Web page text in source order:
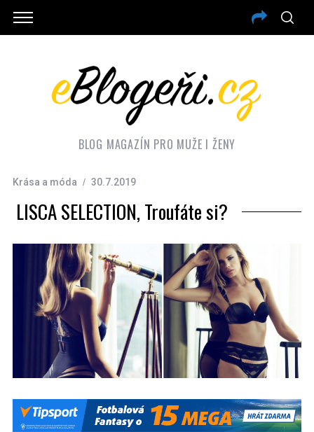
BLOG MAGAZÍN PRO MUŽE I ŽENY
Krása a móda 30.7.2019
LISCA SELECTION, Troufáte si?